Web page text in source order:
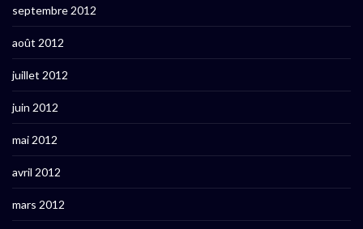
septembre 2012
août 2012
juillet 2012
juin 2012
mai 2012
avril 2012
mars 2012